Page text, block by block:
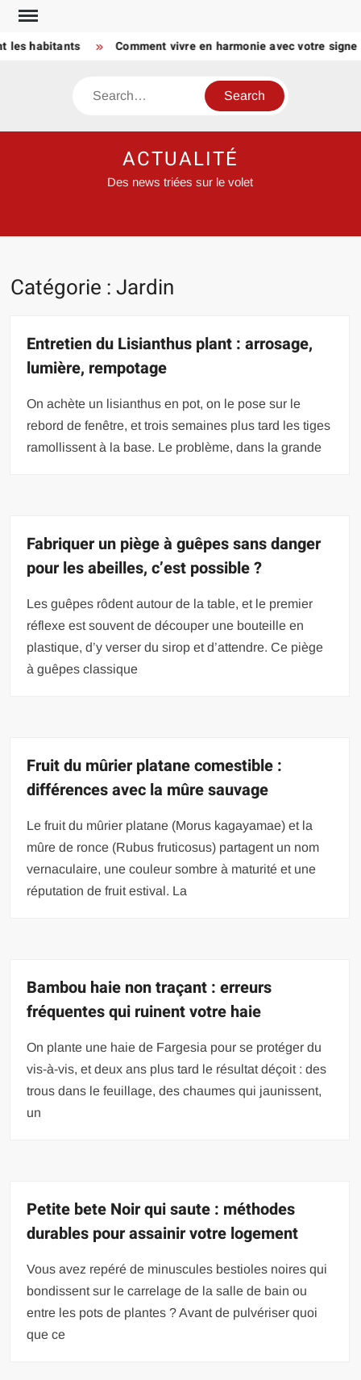
Skip
content
habitants Comment vivre en harmonie avec votre signe
Search
ACTUALITÉ
Des news triées sur le volet
Catégorie :Jardin
Entretien du Lisianthus plant : arrosage,
lumière, rempotage
On achète un lisianthus en pot, on le pose sur le
rebord de fenêtre, et trois semaines plus tard les tiges
ramollissent à la base. Le problème, dans la grande
Fabriquer un piège à guêpes sans danger
pour les abeilles, c’est possible ?
Les guêpes rôdent autour de la table, et le premier
réflexe est souvent de découper une bouteille en
plastique, d’y verser du sirop et d’attendre. Ce piège
à guêpes classique
Fruit du mûrier platane comestible :
différences avec la mûre sauvage
Le fruit du mûrier platane (Morus kagayamae) et la
mûre de ronce (Rubus fruticosus) partagent un nom
vernaculaire, une couleur sombre à maturité et une
réputation de fruit estival. La
Bambou haie non traçant : erreurs
fréquentes qui ruinent votre haie
On plante une haie de Fargesia pour se protéger du
vis-à-vis, et deux ans plus tard le résultat déçoit : des
trous dans le feuillage, des chaumes qui jaunissent,
un
Petite bete Noir qui saute : méthodes
durables pour assainir votre logement
Vous avez repéré de minuscules bestioles noires qui
bondissent sur le carrelage de la salle de bain ou
entre les pots de plantes ? Avant de pulvériser quoi
que ce